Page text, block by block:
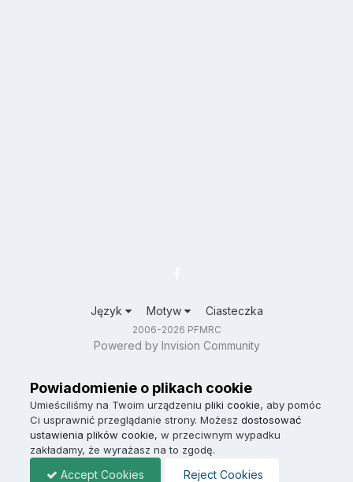
Język Motyw Ciasteczka
2006-2026 PFMRC
Powered by Invision Community
Powiadomienie o plikach cookie
Umieściliśmy na Twoim urządzeniu pliki cookie, aby pomóc
Ci usprawnić przeglądanie strony. Możesz dostosować
ustawienia plików cookie, w przeciwnym wypadku
zakładamy, że wyrażasz na to zgodę.
Accept Cookies Reject Cookies